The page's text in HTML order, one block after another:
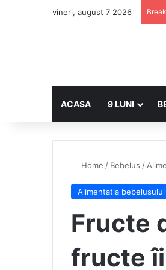
vineri, august 7 2026
ACASA 9 LUNI
Home / Bebelus /
Alimentatia bebelusului
Fructe
fructe